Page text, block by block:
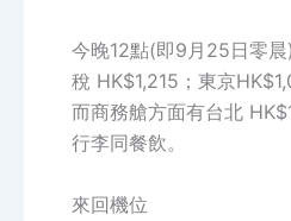
今晚12點(即9月25日零
稅 HK$1,215；東京
而商務艙方面有台北
行李同餐飲。
來回機位